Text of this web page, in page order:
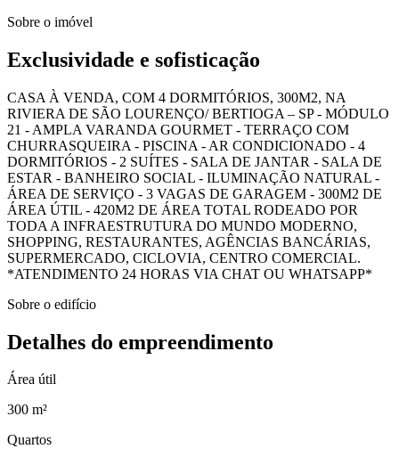
Sobre o imóvel
Exclusividade e sofisticação
CASA À VENDA, COM 4 DORMITÓRIOS, 300M2, NA
RIVIERA DE SÃO LOURENÇO/ BERTIOGA – SP - MÓDULO
21 - AMPLA VARANDA GOURMET - TERRAÇO COM
CHURRASQUEIRA - PISCINA - AR CONDICIONADO - 4
DORMITÓRIOS - 2 SUÍTES - SALA DE JANTAR - SALA DE
ESTAR - BANHEIRO SOCIAL - ILUMINAÇÃO NATURAL -
ÁREA DE SERVIÇO - 3 VAGAS DE GARAGEM - 300M2 DE
ÁREA ÚTIL - 420M2 DE ÁREA TOTAL RODEADO POR
TODA A INFRAESTRUTURA DO MUNDO MODERNO,
SHOPPING, RESTAURANTES, AGÊNCIAS BANCÁRIAS,
SUPERMERCADO, CICLOVIA, CENTRO COMERCIAL.
*ATENDIMENTO 24 HORAS VIA CHAT OU WHATSAPP*
Sobre o edifício
Detalhes do empreendimento
Área útil
300 m²
Quartos